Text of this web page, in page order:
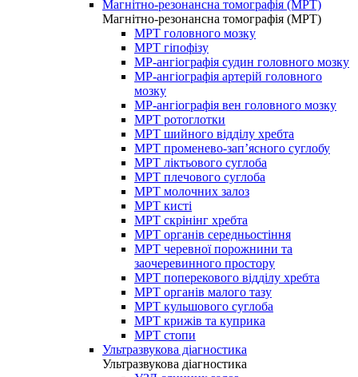
Магнітно-резонансна томографія (МРТ)
Магнітно-резонансна томографія (МРТ)
МРТ головного мозку
МРТ гіпофізу
МР-ангіографія судин головного мозку
МР-ангіографія артерій головного
мозку
МР-ангіографія вен головного мозку
МРТ ротоглотки
МРТ шийного відділу хребта
МРТ променево-зап’ясного суглобу
МРТ ліктьового суглоба
МРТ плечового суглоба
МРТ молочних залоз
МРТ кисті
МРТ скрінінг хребта
МРТ органів середньостіння
МРТ черевної порожнини та
заочеревинного простору
МРТ поперекового відділу хребта
МРТ органів малого тазу
МРТ кульшового суглоба
МРТ крижів та куприка
МРТ стопи
Ультразвукова діагностика
Ультразвукова діагностика